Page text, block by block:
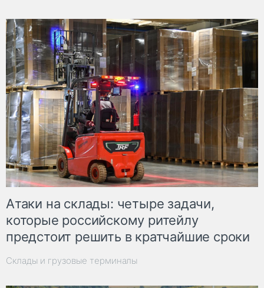
Атаки на склады: четыре задачи,
которые российскому ритейлу
предстоит решить в кратчайшие сроки
Склады и грузовые терминалы